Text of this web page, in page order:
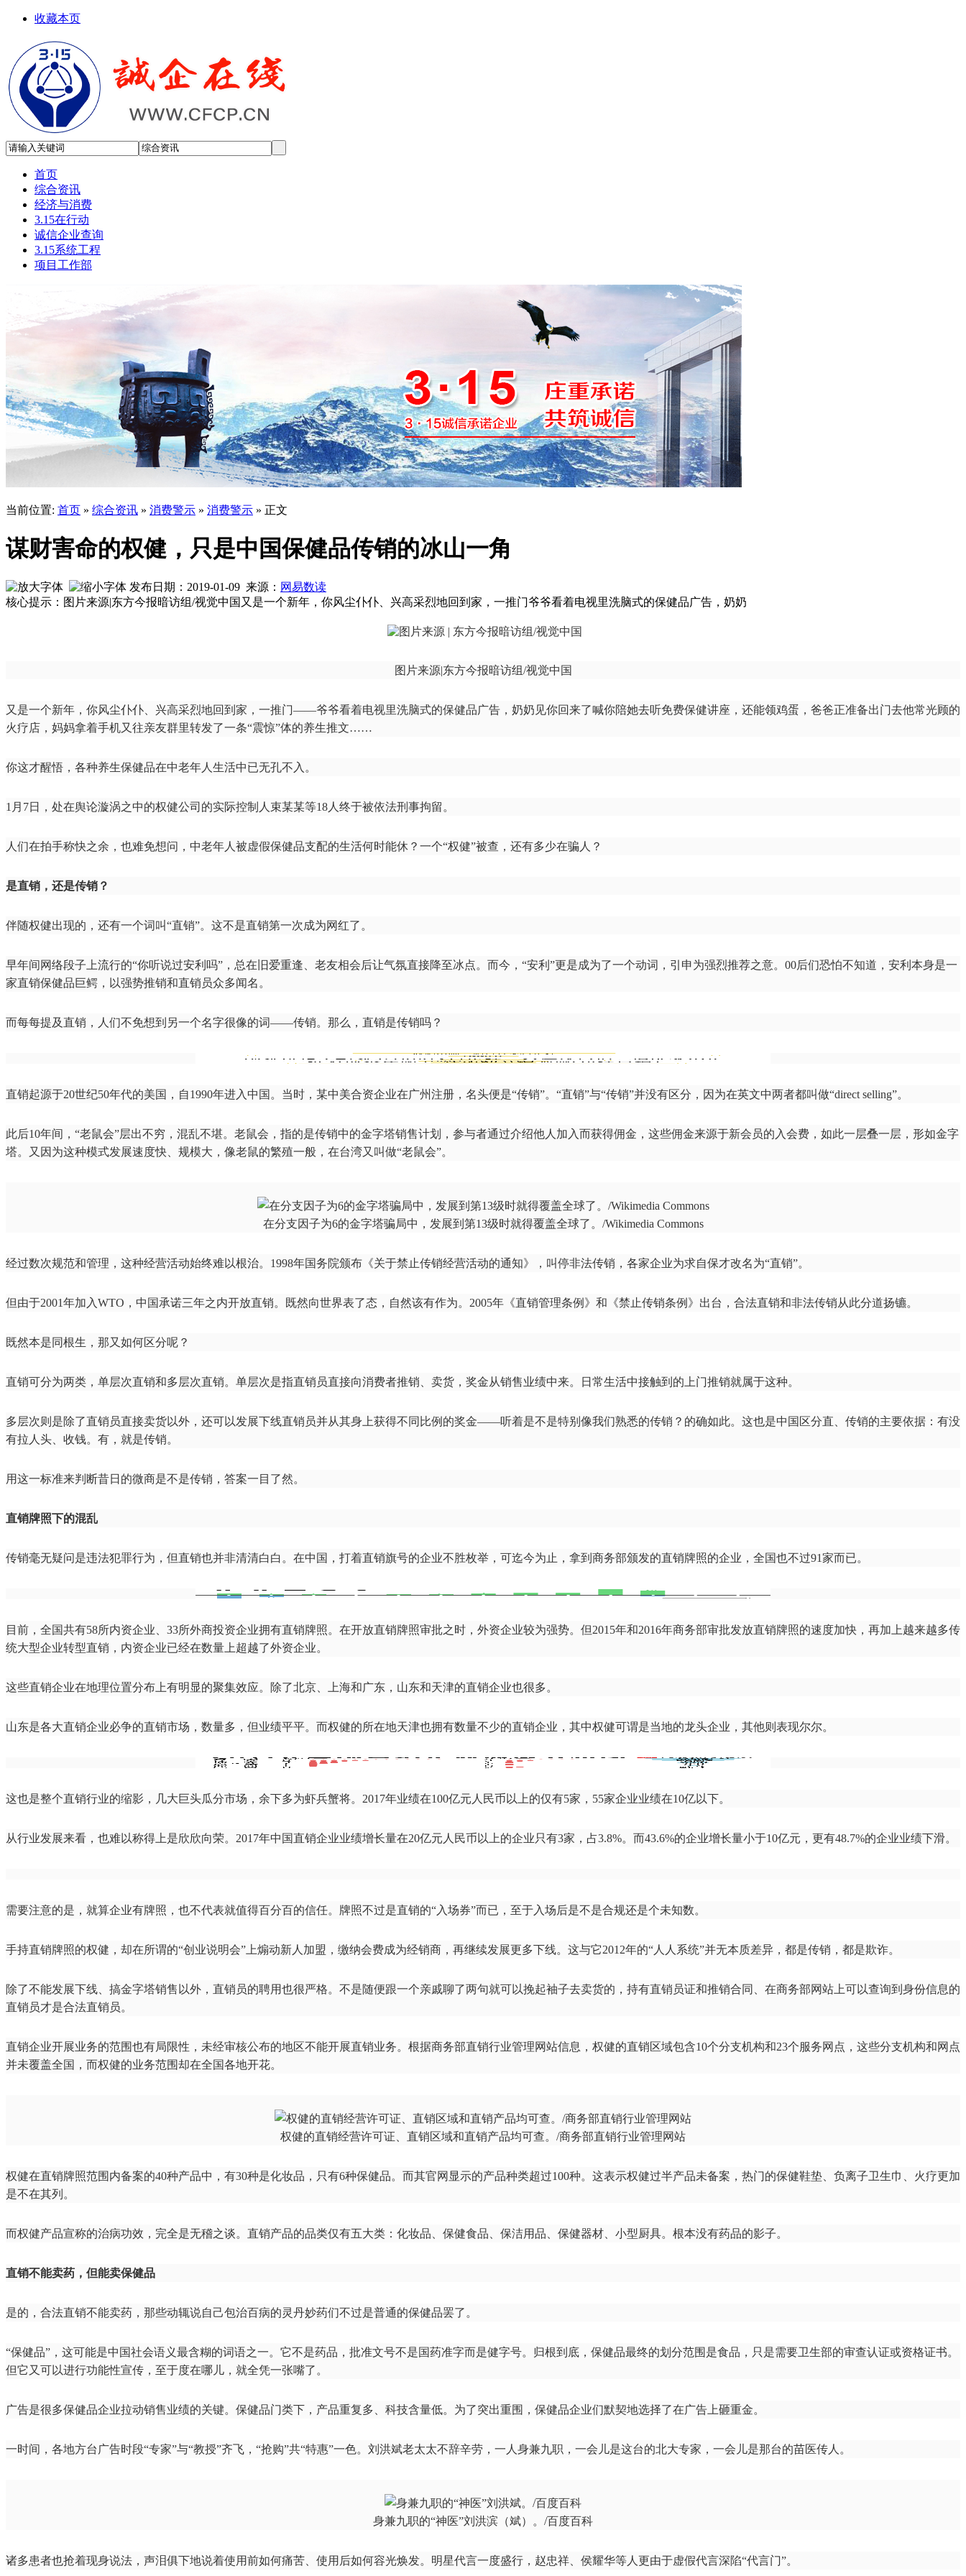
收藏本页
首页
综合资讯
经济与消费
3.15在行动
诚信企业查询
3.15系统工程
项目工作部
当前位置: 首页 » 综合资讯 » 消费警示 » 消费警示 » 正文
谋财害命的权健，只是中国保健品传销的冰山一角
发布日期：2019-01-09 来源： 网易数读
核心提示：图片来源|东方今报暗访组/视觉中国又是一个新年，你风尘仆仆、兴高采烈地回到家，一推门爷爷看着电视里洗脑式的保健品广告，奶奶
图片来源|东方今报暗访组/视觉中国
又是一个新年，你风尘仆仆、兴高采烈地回到家，一推门——爷爷看着电视里洗脑式的保健品广告，奶奶见你回来了喊你陪她去听免费保健讲座，还能领鸡蛋，爸爸正准备出门去他常光顾的
火疗店，妈妈拿着手机又往亲友群里转发了一条“震惊”体的养生推文……
你这才醒悟，各种养生保健品在中老年人生活中已无孔不入。
1月7日，处在舆论漩涡之中的权健公司的实际控制人束某某等18人终于被依法刑事拘留。
人们在拍手称快之余，也难免想问，中老年人被虚假保健品支配的生活何时能休？一个“权健”被查，还有多少在骗人？
是直销，还是传销？
伴随权健出现的，还有一个词叫“直销”。这不是直销第一次成为网红了。
早年间网络段子上流行的“你听说过安利吗”，总在旧爱重逢、老友相会后让气氛直接降至冰点。而今，“安利”更是成为了一个动词，引申为强烈推荐之意。00后们恐怕不知道，安利本身是一
家直销保健品巨鳄，以强势推销和直销员众多闻名。
而每每提及直销，人们不免想到另一个名字很像的词——传销。那么，直销是传销吗？
直销起源于20世纪50年代的美国，自1990年进入中国。当时，某中美合资企业在广州注册，名头便是“传销”。“直销”与“传销”并没有区分，因为在英文中两者都叫做“direct selling”。
此后10年间，“老鼠会”层出不穷，混乱不堪。老鼠会，指的是传销中的金字塔销售计划，参与者通过介绍他人加入而获得佣金，这些佣金来源于新会员的入会费，如此一层叠一层，形如金字
塔。又因为这种模式发展速度快、规模大，像老鼠的繁殖一般，在台湾又叫做“老鼠会”。
在分支因子为6的金字塔骗局中，发展到第13级时就得覆盖全球了。/Wikimedia Commons
经过数次规范和管理，这种经营活动始终难以根治。1998年国务院颁布《关于禁止传销经营活动的通知》，叫停非法传销，各家企业为求自保才改名为“直销”。
但由于2001年加入WTO，中国承诺三年之内开放直销。既然向世界表了态，自然该有作为。2005年《直销管理条例》和《禁止传销条例》出台，合法直销和非法传销从此分道扬镳。
既然本是同根生，那又如何区分呢？
直销可分为两类，单层次直销和多层次直销。单层次是指直销员直接向消费者推销、卖货，奖金从销售业绩中来。日常生活中接触到的上门推销就属于这种。
多层次则是除了直销员直接卖货以外，还可以发展下线直销员并从其身上获得不同比例的奖金——听着是不是特别像我们熟悉的传销？的确如此。这也是中国区分直、传销的主要依据：有没
有拉人头、收钱。有，就是传销。
用这一标准来判断昔日的微商是不是传销，答案一目了然。
直销牌照下的混乱
传销毫无疑问是违法犯罪行为，但直销也并非清清白白。在中国，打着直销旗号的企业不胜枚举，可迄今为止，拿到商务部颁发的直销牌照的企业，全国也不过91家而已。
目前，全国共有58所内资企业、33所外商投资企业拥有直销牌照。在开放直销牌照审批之时，外资企业较为强势。但2015年和2016年商务部审批发放直销牌照的速度加快，再加上越来越多传
统大型企业转型直销，内资企业已经在数量上超越了外资企业。
这些直销企业在地理位置分布上有明显的聚集效应。除了北京、上海和广东，山东和天津的直销企业也很多。
山东是各大直销企业必争的直销市场，数量多，但业绩平平。而权健的所在地天津也拥有数量不少的直销企业，其中权健可谓是当地的龙头企业，其他则表现尔尔。
这也是整个直销行业的缩影，几大巨头瓜分市场，余下多为虾兵蟹将。2017年业绩在100亿元人民币以上的仅有5家，55家企业业绩在10亿以下。
从行业发展来看，也难以称得上是欣欣向荣。2017年中国直销企业业绩增长量在20亿元人民币以上的企业只有3家，占3.8%。而43.6%的企业增长量小于10亿元，更有48.7%的企业业绩下滑。
需要注意的是，就算企业有牌照，也不代表就值得百分百的信任。牌照不过是直销的“入场券”而已，至于入场后是不是合规还是个未知数。
手持直销牌照的权健，却在所谓的“创业说明会”上煽动新人加盟，缴纳会费成为经销商，再继续发展更多下线。这与它2012年的“人人系统”并无本质差异，都是传销，都是欺诈。
除了不能发展下线、搞金字塔销售以外，直销员的聘用也很严格。不是随便跟一个亲戚聊了两句就可以挽起袖子去卖货的，持有直销员证和推销合同、在商务部网站上可以查询到身份信息的
直销员才是合法直销员。
直销企业开展业务的范围也有局限性，未经审核公布的地区不能开展直销业务。根据商务部直销行业管理网站信息，权健的直销区域包含10个分支机构和23个服务网点，这些分支机构和网点
并未覆盖全国，而权健的业务范围却在全国各地开花。
权健的直销经营许可证、直销区域和直销产品均可查。/商务部直销行业管理网站
权健在直销牌照范围内备案的40种产品中，有30种是化妆品，只有6种保健品。而其官网显示的产品种类超过100种。这表示权健过半产品未备案，热门的保健鞋垫、负离子卫生巾、火疗更加
是不在其列。
而权健产品宣称的治病功效，完全是无稽之谈。直销产品的品类仅有五大类：化妆品、保健食品、保洁用品、保健器材、小型厨具。根本没有药品的影子。
直销不能卖药，但能卖保健品
是的，合法直销不能卖药，那些动辄说自己包治百病的灵丹妙药们不过是普通的保健品罢了。
“保健品”，这可能是中国社会语义最含糊的词语之一。它不是药品，批准文号不是国药准字而是健字号。归根到底，保健品最终的划分范围是食品，只是需要卫生部的审查认证或资格证书。
但它又可以进行功能性宣传，至于度在哪儿，就全凭一张嘴了。
广告是很多保健品企业拉动销售业绩的关键。保健品门类下，产品重复多、科技含量低。为了突出重围，保健品企业们默契地选择了在广告上砸重金。
一时间，各地方台广告时段“专家”与“教授”齐飞，“抢购”共“特惠”一色。刘洪斌老太太不辞辛劳，一人身兼九职，一会儿是这台的北大专家，一会儿是那台的苗医传人。
身兼九职的“神医”刘洪滨（斌）。/百度百科
诸多患者也抢着现身说法，声泪俱下地说着使用前如何痛苦、使用后如何容光焕发。明星代言一度盛行，赵忠祥、侯耀华等人更由于虚假代言深陷“代言门”。